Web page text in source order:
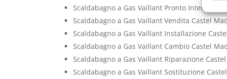
Scaldabagno a Gas Vaillant Pronto Intervento
Scaldabagno a Gas Vaillant Vendita Castel
Scaldabagno a Gas Vaillant Installazione
Scaldabagno a Gas Vaillant Cambio Castel
Scaldabagno a Gas Vaillant Riparazione
Scaldabagno a Gas Vaillant Sostituzione